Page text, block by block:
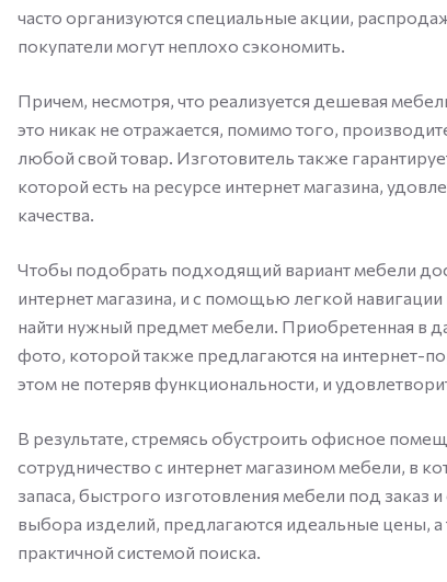
часто организуются специальные акции,
покупатели могут неплохо сэкономить.
Причем, несмотря, что реализуется дешевая
это никак не отражается, помимо того,
любой свой товар. Изготовитель также
которой есть на ресурсе интернет магазина,
качества.
Чтобы подобрать подходящий вариант мебели
интернет магазина, и с помощью легкой
найти нужный предмет мебели. Приобретенная в
фото, которой также предлагаются на интернет-
этом не потеряв функциональности, и
В результате, стремясь обустроить офисное
сотрудничество с интернет магазином мебели, в
запаса, быстрого изготовления мебели под заказ
выбора изделий, предлагаются идеальные цены, а
практичной системой поиска.